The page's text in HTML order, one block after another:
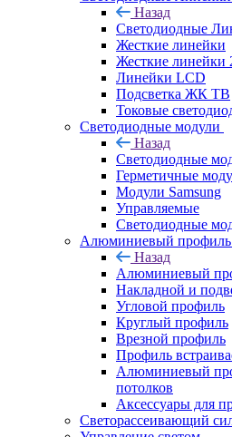
Назад
Светодиодные
Жесткие линейки
Жесткие линейки
Линейки LCD
Подсветка ЖК ТВ
Токовые
Светодиодные модули
Назад
Светодиодные
Герметичные
Модули Samsung
Управляемые
Светодиодные
Алюминиевый профиль
Назад
Алюминиевый
Накладной и
Угловой профиль
Круглый профиль
Врезной профиль
Профиль
Алюминиевый
потолков
Аксессуары для
Светорассеивающий